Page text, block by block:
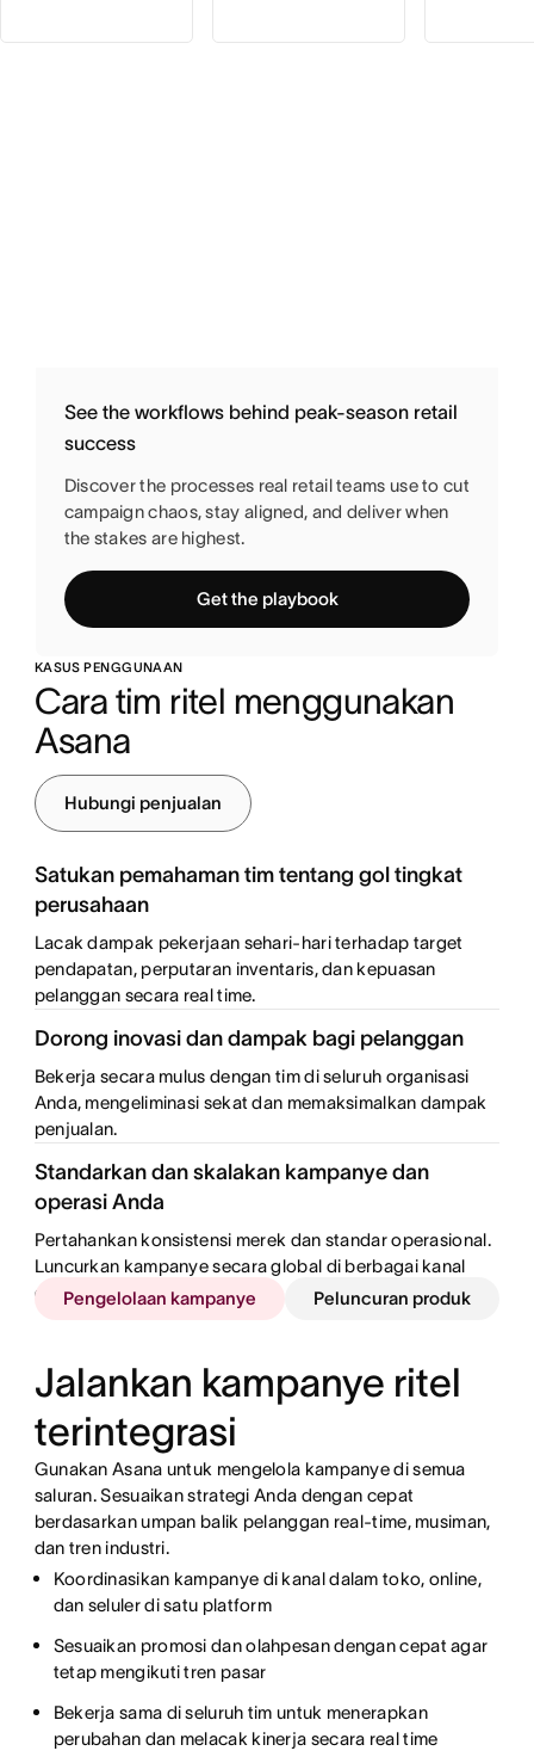
See the workflows behind peak-season retail
success
Discover the processes real retail teams use to cut
campaign chaos, stay aligned, and deliver when
the stakes are highest.
Get the playbook
KASUS PENGGUNAAN
Cara tim ritel menggunakan
Asana
Hubungi penjualan
Satukan pemahaman tim tentang gol tingkat
perusahaan
Lacak dampak pekerjaan sehari-hari terhadap target
pendapatan, perputaran inventaris, dan kepuasan
pelanggan secara real time.
Dorong inovasi dan dampak bagi pelanggan
Bekerja secara mulus dengan tim di seluruh organisasi
Anda, mengeliminasi sekat dan memaksimalkan dampak
penjualan.
Standarkan dan skalakan kampanye dan
operasi Anda
Pertahankan konsistensi merek dan standar operasional.
Luncurkan kampanye secara global di berbagai kanal
dan toko online.
Pengelolaan kampanye Peluncuran produk
Jalankan kampanye ritel
terintegrasi
Gunakan Asana untuk mengelola kampanye di semua
saluran. Sesuaikan strategi Anda dengan cepat
berdasarkan umpan balik pelanggan real-time, musiman,
dan tren industri.
Koordinasikan kampanye di kanal dalam toko, online,
dan seluler di satu platform
Sesuaikan promosi dan olahpesan dengan cepat agar
tetap mengikuti tren pasar
Bekerja sama di seluruh tim untuk menerapkan
perubahan dan melacak kinerja secara real time
Lakukan koordinasi dengan mulus di tim desain,
produksi, dan pemasaran
Lacak pengembangan sampel, pemotretan, dan
pembuatan lookbook di satu tempat
Kelola linimasa peluncuran multikanal untuk toko,
online, dan grosir
Susun ulang, perbarui stok, dan jadwalkan
pemeliharaan secara instan
Berikan pembaruan ke semua tim di satu tempat
Otomatiskan pengumpulan informasi seputar masalah
inventaris dan peralatan baru
Pastikan tim mematuhi pedoman konsistensi merek
Deteksi risiko dan hambatan sebelum hal tersebut
menghalangi kelancaran linimasa Anda
Tingkatkan koordinasi antara tim internal dan vendor
eksternal yang bekerja di situs baru